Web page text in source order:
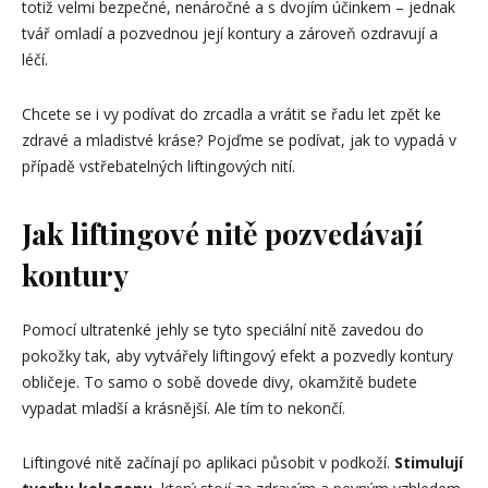
totiž velmi bezpečné, nenáročné a s dvojím účinkem – jednak
tvář omladí a pozvednou její kontury a zároveň ozdravují a
léčí.
Chcete se i vy podívat do zrcadla a vrátit se řadu let zpět ke
zdravé a mladistvé kráse? Pojďme se podívat, jak to vypadá v
případě vstřebatelných liftingových nití.
Jak liftingové nitě pozvedávají
kontury
Pomocí ultratenké jehly se tyto speciální nitě zavedou do
pokožky tak, aby vytvářely liftingový efekt a pozvedly kontury
obličeje. To samo o sobě dovede divy, okamžitě budete
vypadat mladší a krásnější. Ale tím to nekončí.
Liftingové nitě začínají po aplikaci působit v podkoží. Stimulují